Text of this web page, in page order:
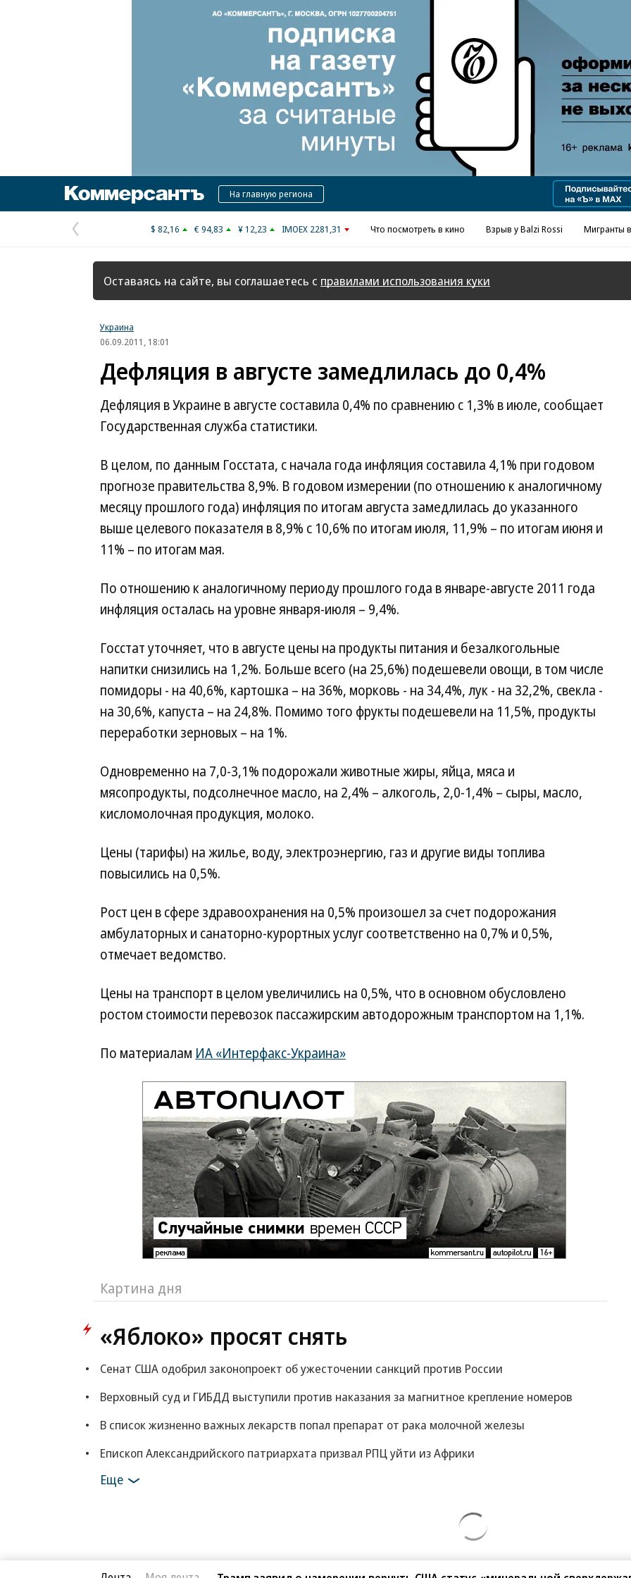
Реклама в «Ъ» www.kommersant.ru/ad
КоммерсантъНа главную региона
Предыдущая
страница
$ 82,16 € 94,83 ¥ 12,23 IMOEX 2281,31 Что посмотреть в кино Взрыв у Balzi Rossi Мигранты
Оставаясь на сайте, вы соглашаетесь с правилами использования куки
Украина
06.09.2011, 18:01
Дефляция в августе замедлилась до 0,4%
Дефляция в Украине в августе составила 0,4% по сравнению с 1,3% в июле, сообщает
Государственная служба статистики.
В целом, по данным Госстата, с начала года инфляция составила 4,1% при годовом
прогнозе правительства 8,9%. В годовом измерении (по отношению к аналогичному
месяцу прошлого года) инфляция по итогам августа замедлилась до указанного
выше целевого показателя в 8,9% с 10,6% по итогам июля, 11,9% – по итогам июня и
11% – по итогам мая.
По отношению к аналогичному периоду прошлого года в январе-августе 2011 года
инфляция осталась на уровне января-июля – 9,4%.
Госстат уточняет, что в августе цены на продукты питания и безалкогольные
напитки снизились на 1,2%. Больше всего (на 25,6%) подешевели овощи, в том числе
помидоры - на 40,6%, картошка – на 36%, морковь - на 34,4%, лук - на 32,2%, свекла -
на 30,6%, капуста – на 24,8%. Помимо того фрукты подешевели на 11,5%, продукты
переработки зерновых – на 1%.
Одновременно на 7,0-3,1% подорожали животные жиры, яйца, мяса и
мясопродукты, подсолнечное масло, на 2,4% – алкоголь, 2,0-1,4% – сыры, масло,
кисломолочная продукция, молоко.
Цены (тарифы) на жилье, воду, электроэнергию, газ и другие виды топлива
повысились на 0,5%.
Рост цен в сфере здравоохранения на 0,5% произошел за счет подорожания
амбулаторных и санаторно-курортных услуг соответственно на 0,7% и 0,5%,
отмечает ведомство.
Цены на транспорт в целом увеличились на 0,5%, что в основном обусловлено
ростом стоимости перевозок пассажирским автодорожным транспортом на 1,1%.
По материалам ИА «Интерфакс-Украина»
Картина дня
«Яблоко» просят снять
Сенат США одобрил законопроект об ужесточении санкций против России
Верховный суд и ГИБДД выступили против наказания за магнитное крепление номеров
В список жизненно важных лекарств попал препарат от рака молочной железы
Епископ Александрийского патриархата призвал РПЦ уйти из Африки
Еще